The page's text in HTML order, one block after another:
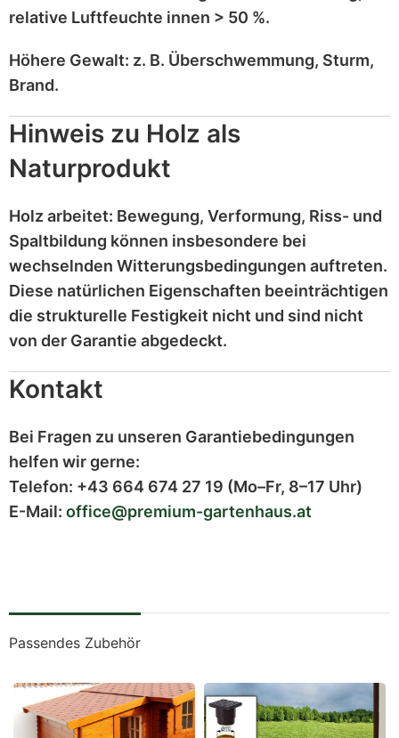
relative Luftfeuchte innen > 50 %.
Höhere Gewalt: z. B. Überschwemmung, Sturm,
Brand.
Hinweis zu Holz als
Naturprodukt
Holz arbeitet: Bewegung, Verformung, Riss- und
Spaltbildung können insbesondere bei
wechselnden Witterungsbedingungen auftreten.
Diese natürlichen Eigenschaften beeinträchtigen
die strukturelle Festigkeit nicht und sind nicht
von der Garantie abgedeckt.
Kontakt
Bei Fragen zu unseren Garantiebedingungen
helfen wir gerne:
Telefon: +43 664 674 27 19 (Mo–Fr, 8–17 Uhr)
E-Mail: office@premium-gartenhaus.at
Passendes Zubehör